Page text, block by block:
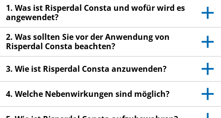
verschrieben. Geben Sie es nicht an Dritte weiter.
Es kann anderen Menschen schaden, auch wenn
diese die gleichen Beschwerden haben wie Sie.
Wenn Sie Nebenwirkungen bemerken, wenden Sie
sich an Ihren Arzt oder Apotheker. Dies gilt auch
für Nebenwirkungen, die nicht in dieser
Packungsbeilage angegeben sind. Siehe Abschnitt
4.
1. Was ist Risperdal Consta und wofür wird es
angewendet?
2. Was sollten Sie vor der Anwendung von
Risperdal Consta beachten?
3. Wie ist Risperdal Consta anzuwenden?
4. Welche Nebenwirkungen sind möglich?